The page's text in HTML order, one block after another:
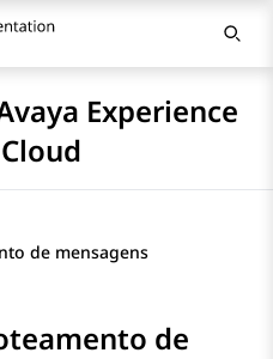
Experience
de mensagens
de